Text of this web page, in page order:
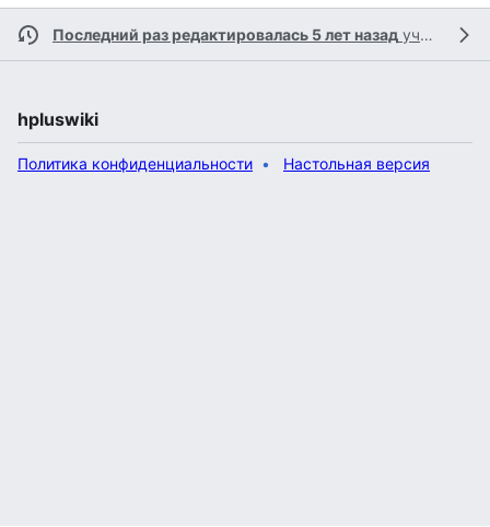
Последний раз редактировалась 5 лет назад участником
hpluswiki
Политика конфиденциальности Настольная версия